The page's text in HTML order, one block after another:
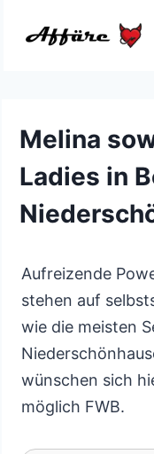
Inhalt
Melina
Ladies in
Aufreizende
stehen auf
wie die meisten
wünschen sich
möglich FWB.